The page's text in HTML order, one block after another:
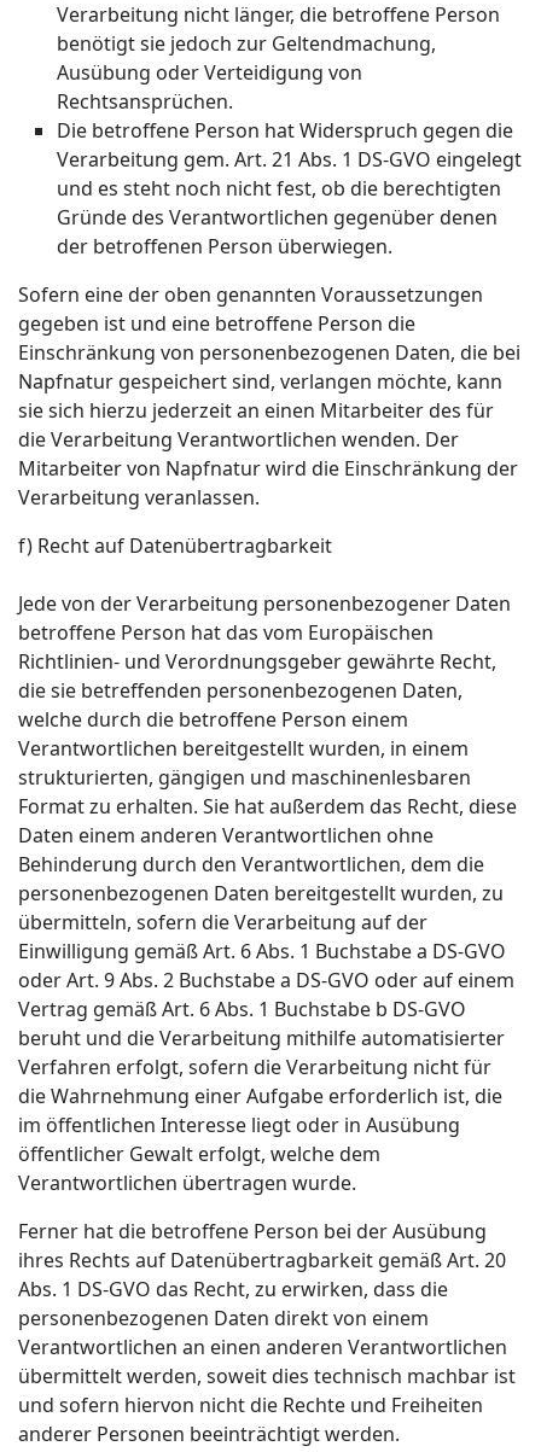
Verarbeitung nicht länger, die betroffene Person
benötigt sie jedoch zur Geltendmachung,
Ausübung oder Verteidigung von
Rechtsansprüchen.
Die betroffene Person hat Widerspruch gegen die
Verarbeitung gem. Art. 21 Abs. 1 DS-GVO eingelegt
und es steht noch nicht fest, ob die berechtigten
Gründe des Verantwortlichen gegenüber denen
der betroffenen Person überwiegen.
Sofern eine der oben genannten Voraussetzungen
gegeben ist und eine betroffene Person die
Einschränkung von personenbezogenen Daten, die bei
Napfnatur gespeichert sind, verlangen möchte, kann
sie sich hierzu jederzeit an einen Mitarbeiter des für
die Verarbeitung Verantwortlichen wenden. Der
Mitarbeiter von Napfnatur wird die Einschränkung der
Verarbeitung veranlassen.
f) Recht auf Datenübertragbarkeit
Jede von der Verarbeitung personenbezogener Daten
betroffene Person hat das vom Europäischen
Richtlinien- und Verordnungsgeber gewährte Recht,
die sie betreffenden personenbezogenen Daten,
welche durch die betroffene Person einem
Verantwortlichen bereitgestellt wurden, in einem
strukturierten, gängigen und maschinenlesbaren
Format zu erhalten. Sie hat außerdem das Recht, diese
Daten einem anderen Verantwortlichen ohne
Behinderung durch den Verantwortlichen, dem die
personenbezogenen Daten bereitgestellt wurden, zu
übermitteln, sofern die Verarbeitung auf der
Einwilligung gemäß Art. 6 Abs. 1 Buchstabe a DS-GVO
oder Art. 9 Abs. 2 Buchstabe a DS-GVO oder auf einem
Vertrag gemäß Art. 6 Abs. 1 Buchstabe b DS-GVO
beruht und die Verarbeitung mithilfe automatisierter
Verfahren erfolgt, sofern die Verarbeitung nicht für
die Wahrnehmung einer Aufgabe erforderlich ist, die
im öffentlichen Interesse liegt oder in Ausübung
öffentlicher Gewalt erfolgt, welche dem
Verantwortlichen übertragen wurde.
Ferner hat die betroffene Person bei der Ausübung
ihres Rechts auf Datenübertragbarkeit gemäß Art. 20
Abs. 1 DS-GVO das Recht, zu erwirken, dass die
personenbezogenen Daten direkt von einem
Verantwortlichen an einen anderen Verantwortlichen
übermittelt werden, soweit dies technisch machbar ist
und sofern hiervon nicht die Rechte und Freiheiten
anderer Personen beeinträchtigt werden.